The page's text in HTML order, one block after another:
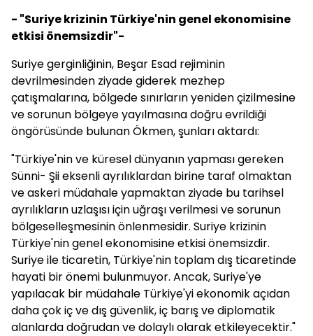
- "Suriye krizinin Türkiye'nin genel ekonomisine
etkisi önemsizdir"-
Suriye gerginliğinin, Beşar Esad rejiminin
devrilmesinden ziyade giderek mezhep
çatışmalarına, bölgede sınırların yeniden çizilmesine
ve sorunun bölgeye yayılmasına doğru evrildiği
öngörüsünde bulunan Ökmen, şunları aktardı:
"Türkiye'nin ve küresel dünyanın yapması gereken
Sünni- Şii eksenli ayrılıklardan birine taraf olmaktan
ve askeri müdahale yapmaktan ziyade bu tarihsel
ayrılıkların uzlaşısı için uğraşı verilmesi ve sorunun
bölgeselleşmesinin önlenmesidir. Suriye krizinin
Türkiye'nin genel ekonomisine etkisi önemsizdir.
Suriye ile ticaretin, Türkiye'nin toplam dış ticaretinde
hayati bir önemi bulunmuyor. Ancak, Suriye'ye
yapılacak bir müdahale Türkiye'yi ekonomik açıdan
daha çok iç ve dış güvenlik, iç barış ve diplomatik
alanlarda doğrudan ve dolaylı olarak etkileyecektir."